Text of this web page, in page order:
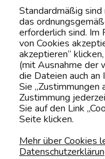
Kontaktiere
0151
Mo. - Fr.
Standardmäßig
das
erforderlich sind. Im
von Cookies
akzeptieren“
(mit Ausnahme der
die Dateien auch an
Sie „Zustimmungen
Zustimmung
Sie auf den Link
Seite klicken.
Mehr über Cookies